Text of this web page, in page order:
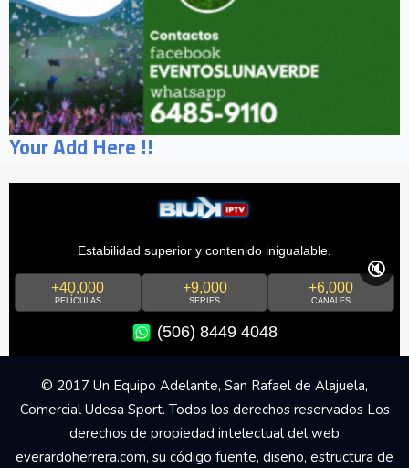
Your Add Here !!
Estabilidad superior y contenido inigualable.
+40,000
PELÍCULAS
+9,000
SERIES
+6,000
CANALES
(506) 8449 4048
🔇
© 2017 Un Equipo Adelante, San Rafael de Alajuela,
Comercial Udesa Sport. Todos los derechos reservados Los
derechos de propiedad intelectual del web
everardoherrera.com, su código fuente, diseño, estructura de